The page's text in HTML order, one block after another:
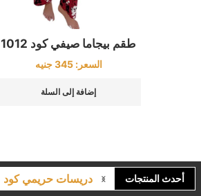
طقم بيجاما صيفي كود 1012
السعر:345 جنيه
إضافة إلى السلة
أحدث المنتجات
دريسات حريمي كود 6011